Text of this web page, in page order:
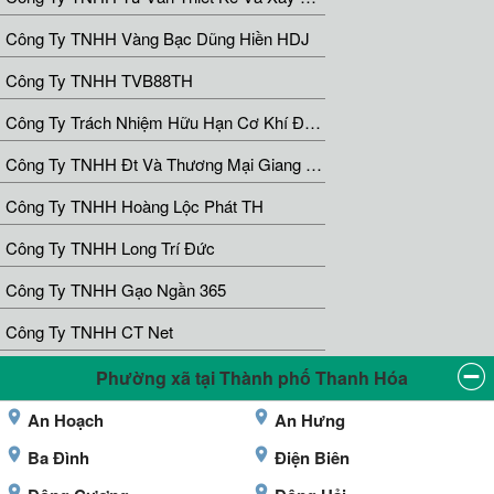
Công Ty TNHH Vàng Bạc Dũng Hiền HDJ
Công Ty TNHH TVB88TH
Công Ty Trách Nhiệm Hữu Hạn Cơ Khí Đức Ý
Công Ty TNHH Đt Và Thương Mại Giang Nam
Công Ty TNHH Hoàng Lộc Phát TH
Công Ty TNHH Long Trí Đức
Công Ty TNHH Gạo Ngần 365
Công Ty TNHH CT Net
Phường xã tại Thành phố Thanh Hóa
An Hoạch
An Hưng
Ba Đình
Điện Biên